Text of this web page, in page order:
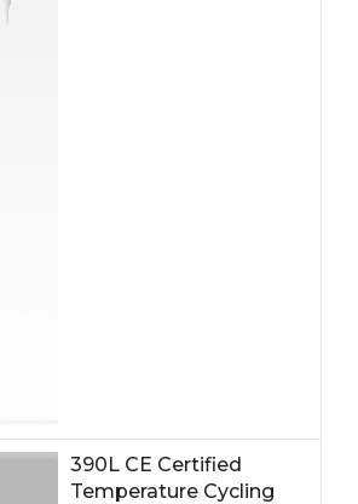
390L CE Certified
Temperature Cycling